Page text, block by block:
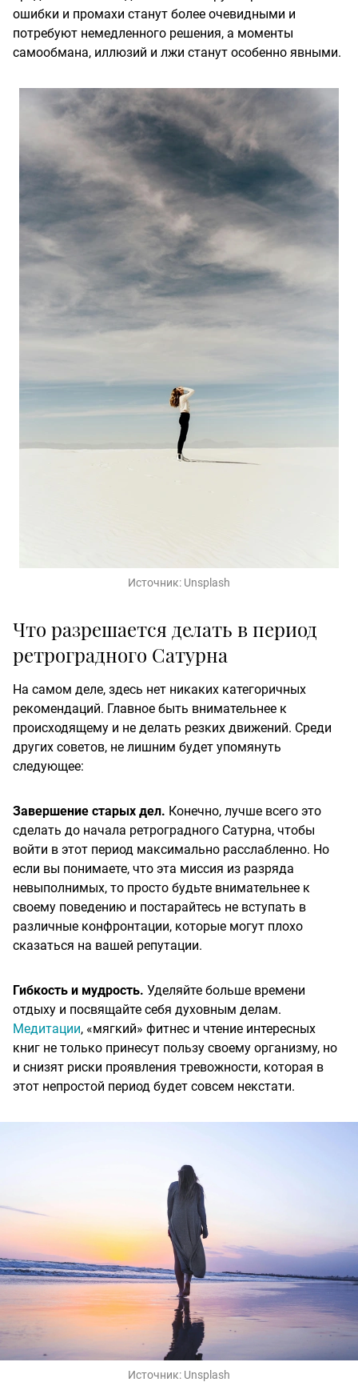
ошибки и промахи станут более очевидными и
потребуют немедленного решения, а моменты
самообмана, иллюзий и лжи станут особенно явными.
Источник: Unsplash
Что разрешается делать в период
ретроградного Сатурна
На самом деле, здесь нет никаких категоричных
рекомендаций. Главное быть внимательнее к
происходящему и не делать резких движений. Среди
других советов, не лишним будет упомянуть
следующее:
Завершение старых дел. Конечно, лучше всего это
сделать до начала ретроградного Сатурна, чтобы
войти в этот период максимально расслабленно. Но
если вы понимаете, что эта миссия из разряда
невыполнимых, то просто будьте внимательнее к
своему поведению и постарайтесь не вступать в
различные конфронтации, которые могут плохо
сказаться на вашей репутации.
Гибкость и мудрость. Уделяйте больше времени
отдыху и посвящайте себя духовным делам.
Медитации, «мягкий» фитнес и чтение интересных
книг не только принесут пользу своему организму, но
и снизят риски проявления тревожности, которая в
этот непростой период будет совсем некстати.
Источник: Unsplash